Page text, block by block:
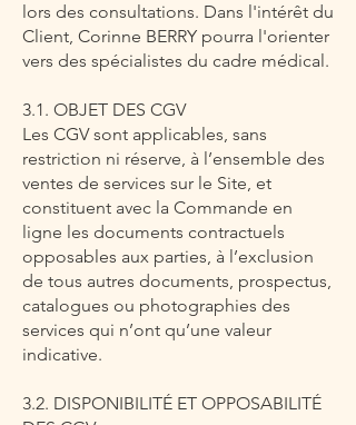
lors des consultations. Dans l'intérêt du
Client, Corinne BERRY pourra l'orienter
vers des spécialistes du cadre médical.
3.1. OBJET DES CGV
Les CGV sont applicables, sans
restriction ni réserve, à l’ensemble des
ventes de services sur le Site, et
constituent avec la Commande en
ligne les documents contractuels
opposables aux parties, à l’exclusion
de tous autres documents, prospectus,
catalogues ou photographies des
services qui n’ont qu’une valeur
indicative.
3.2. DISPONIBILITÉ ET OPPOSABILITÉ